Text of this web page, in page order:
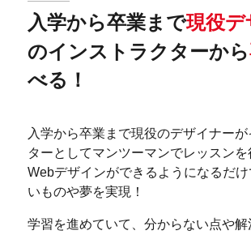
入学から卒業まで現役デ
のインストラクターから
べる！
入学から卒業まで現役のデザイナー
ターとしてマンツーマンでレッスンを
Webデザインができるようになるだ
いものや夢を実現！
学習を進めていて、分からない点や